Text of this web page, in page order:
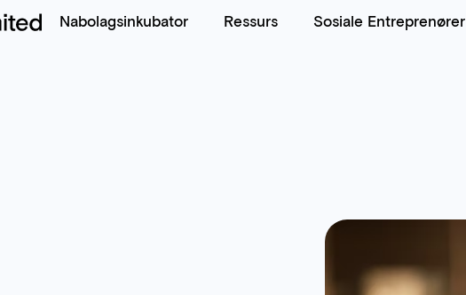
Nabolagsinkubator Ressurs Sosiale Entreprenører